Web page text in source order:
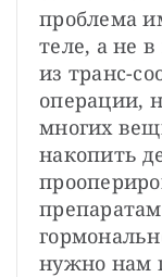
проблема
теле, а не
из транс-
операции,
многих
накопить
нужно нам